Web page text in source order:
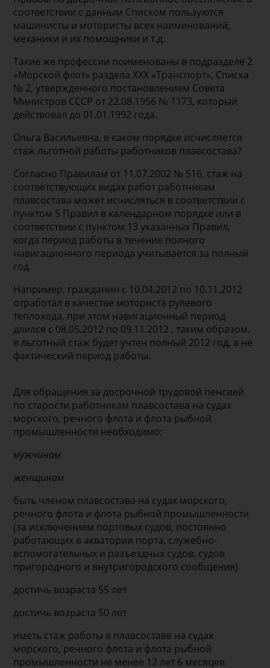
соответствии с данным Списком пользуются
машинисты и мотористы всех наименований,
механики и их помощники и т.д.
Такие же профессии поименованы в подразделе 2
«Морской флот» раздела XXX «Транспорт», Списка
№ 2, утвержденного постановлением Совета
Министров СССР от 22.08.1956 № 1173, который
действовал до 01.01.1992 года.
Ольга Васильевна, в каком порядке исчисляется
стаж льготной работы работников плавсостава?
Согласно Правилам от 11.07.2002 № 516, стаж на
соответствующих видах работ работникам
плавсостава может исчисляться в соответствии с
пунктом 5 Правил в календарном порядке или в
соответствии с пунктом 13 указанных Правил,
когда период работы в течение полного
навигационного периода учитывается за полный
год.
Например, гражданин с 10.04.2012 по 10.11.2012
отработал в качестве моториста рулевого
теплохода, при этом навигационный период
длился с 08.05.2012 по 09.11.2012 , таким образом,
в льготный стаж будет учтен полный 2012 год, а не
фактический период работы.
Для обращения за досрочной трудовой пен­сией
по старости работникам плавсостава на судах
морского, речного флота и флота рыбной
промышленно­сти необходимо:
мужчинам
женщинам
быть членом плавсостава на судах морского,
речного флота и флота рыбной промышленности
(за исключением портовых судов, постоянно
работающих в акватории порта, служебно-
вспомогательных и разъездных судов, судов
пригородного и внутригородского сообщения)
достичь возраста 55 лет
достичь возраста 50 лет
иметь стаж работы в плавсо­ставе на судах
морского, реч­ного флота и флота рыбной
промышленности не менее 12 лет 6 месяцев